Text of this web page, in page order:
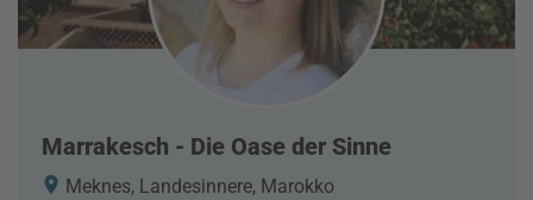
Marrakesch - Die Oase der Sinne
Meknes, Landesinnere, Marokko